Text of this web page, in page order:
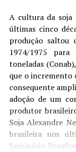
A cultura da soja
últimas cinco
produção saltou
1974/1975 para
toneladas
que o incremento
consequente
adoção de um
produtor
Soja Alexandre
brasileira nos
Seminário